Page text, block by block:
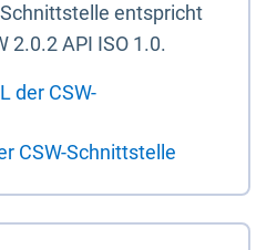
entspricht
2.0.2 API ISO 1.0.
der CSW-
CSW-Schnittstelle